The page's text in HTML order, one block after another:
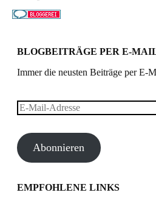
BLOGBEITRÄGE PER E-
Immer die neusten Beiträge per E-
E-
AdresseAbonnieren
EMPFOHLENE LINKS